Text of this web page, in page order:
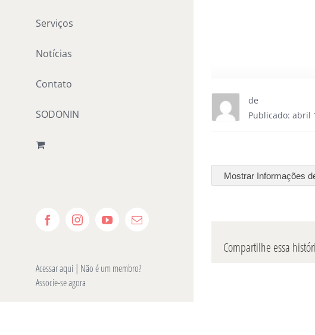
Serviços
Notícias
Contato
SODONIN
FacebookInstagramYouTube
E-
Acessar aqui | Não é um membro?
Associe-se agora
de
Publicado: abril
Mostrar Informações
Compartilhe essa